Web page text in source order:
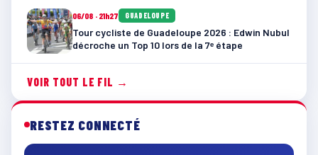
06/08 · 21h27 GUADELOUPE
Tour cycliste de Guadeloupe 2026 : Edwin Nubul
décroche un Top 10 lors de la 7ᵉ étape
VOIR TOUT LE FIL →
RESTEZ CONNECTÉ